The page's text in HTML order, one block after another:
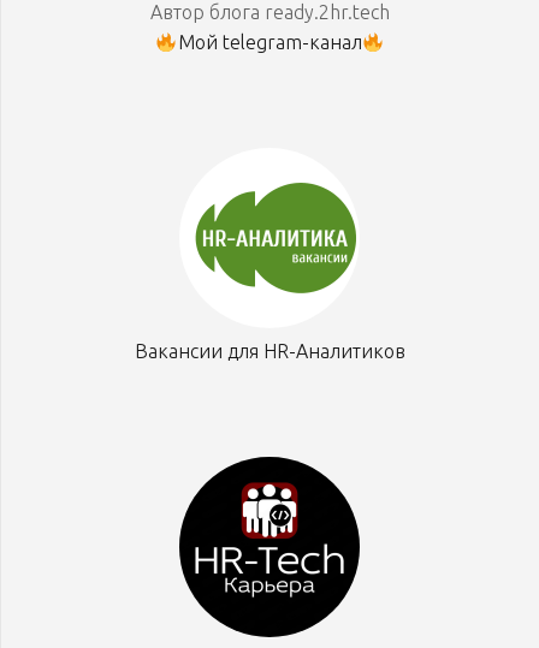
Автор блога ready.2hr.tech
Мой telegram-канал
Вакансии для HR-Аналитиков